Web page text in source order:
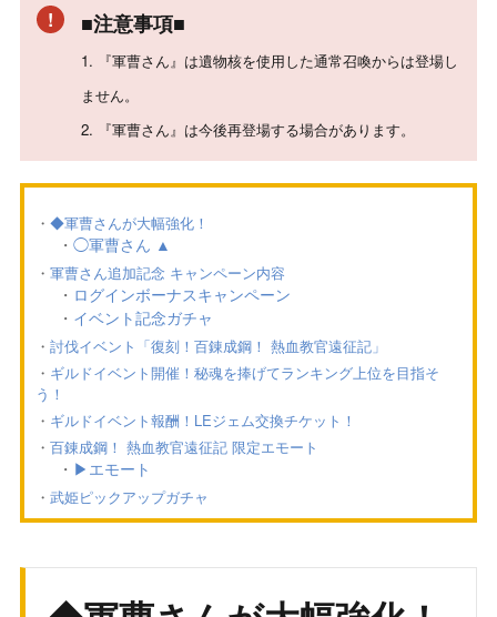
■注意事項■
1. 『軍曹さん』は遺物核を使用した通常召喚からは登場し
ません。
2. 『軍曹さん』は今後再登場する場合があります。
◆軍曹さんが大幅強化！
◯軍曹さん ▲
軍曹さん追加記念 キャンペーン内容
ログインボーナスキャンペーン
イベント記念ガチャ
討伐イベント「復刻！百錬成鋼！ 熱血教官遠征記」
ギルドイベント開催！秘魂を捧げてランキング上位を目指そ
う！
ギルドイベント報酬！LEジェム交換チケット！
百錬成鋼！ 熱血教官遠征記 限定エモート
▶エモート
武姫ピックアップガチャ